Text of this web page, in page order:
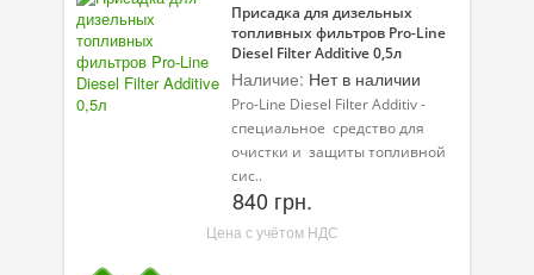
Присадка для дизельных
топливных фильтров Pro-Line
Diesel Filter Additive 0,5л
Наличие: Нет в наличии
Pro-Line Diesel Filter Additiv -
специальное средство для
очистки и защиты топливной
сис..
840 грн.
Цена с учётом НДС